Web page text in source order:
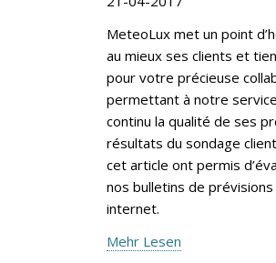
MeteoLux met un point
au mieux ses clients et
pour votre précieuse
permettant à notre
continu la qualité de ses
résultats du sondage
cet article ont permis
nos bulletins de
internet.
Mehr Lesen